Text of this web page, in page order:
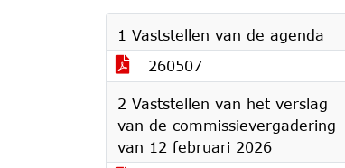
1 Vaststellen van de agenda
260507
2 Vaststellen van het verslag
van de commissievergadering
van 12 februari 2026